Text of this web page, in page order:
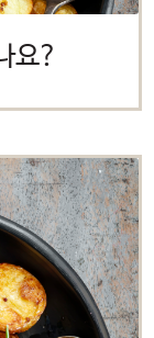
요?